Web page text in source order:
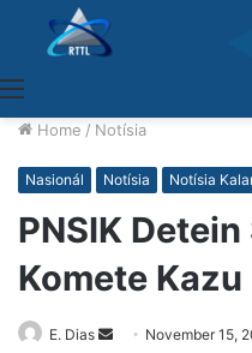
Home / Notísia
Nasionál Notísia Notísia
PNSIK
Komete
E. Dias
SendNovember 15,